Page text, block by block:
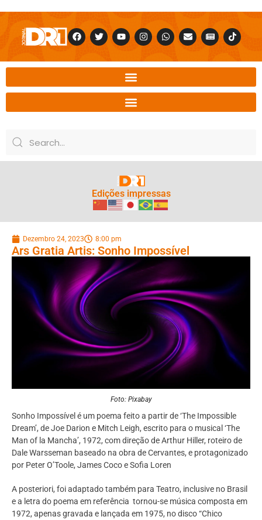
Edições impressas
Dezembro 24, 2023 8:00 pm
Ars Gratia Artis: Sonho Impossível
Foto: Pixabay
Sonho Impossível é um poema feito a partir de ‘The Impossible
Dream’, de Joe Darion e Mitch Leigh, escrito para o musical ‘The
Man of la Mancha’, 1972, com direção de Arthur Hiller, roteiro de
Dale Warsseman baseado na obra de Cervantes, e protagonizado
por Peter O’Toole, James Coco e Sofia Loren
A posteriori, foi adaptado também para Teatro, inclusive no Brasil
e a letra do poema em referência tornou-se música composta em
1972, apenas gravada e lançada em 1975, no disco “Chico